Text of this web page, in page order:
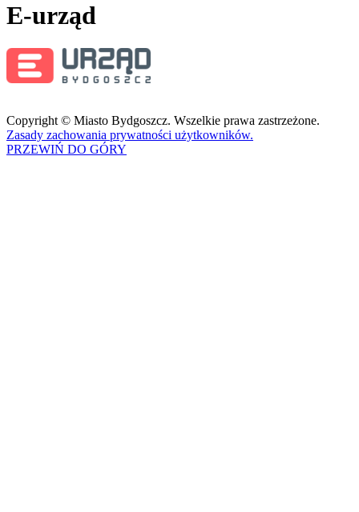
E-urząd
Copyright © Miasto Bydgoszcz. Wszelkie prawa zastrzeżone.
Zasady zachowania prywatności użytkowników.
PRZEWIŃ DO GÓRY